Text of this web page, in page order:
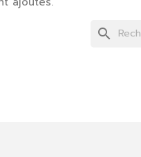
search